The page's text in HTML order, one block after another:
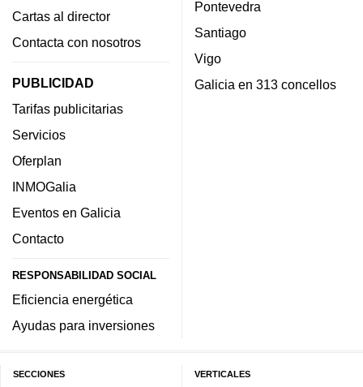
Cartas al director
Contacta con nosotros
PUBLICIDAD
Tarifas publicitarias
Servicios
Oferplan
INMOGalia
Eventos en Galicia
Contacto
RESPONSABILIDAD SOCIAL
Eficiencia energética
Ayudas para inversiones
Pontevedra
Santiago
Vigo
Galicia en 313 concellos
SECCIONES VERTICALES